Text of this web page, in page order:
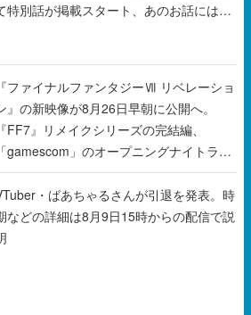
特別話が掲載スタート、あのお話には…
『ファイナルファンタジーⅦ リベレーショ
』の新映像が8月26日早朝に公開へ。
『FF7』リメイクシリーズの完結編、
「gamescom」のオープニングナイトライ
にてディレクターの浜口直樹氏が登壇す
予定 ・ばあちゃるさんが引退を発表。時
などの詳細は8月9日15時からの配信で説